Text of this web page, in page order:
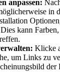
anpassen:
in
kann
Klicke
um Links zu